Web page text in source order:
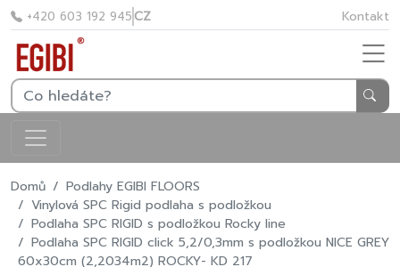
+420 603 192 945CZ Kontakt
Domů
Podlahy EGIBI FLOORS
Vinylová SPC Rigid podlaha s podložkou
Podlaha SPC RIGID s podložkou Rocky line
Podlaha SPC RIGID click 5,2/0,3mm s podložkou NICE GREY
60x30cm (2,2034m2) ROCKY- KD 217